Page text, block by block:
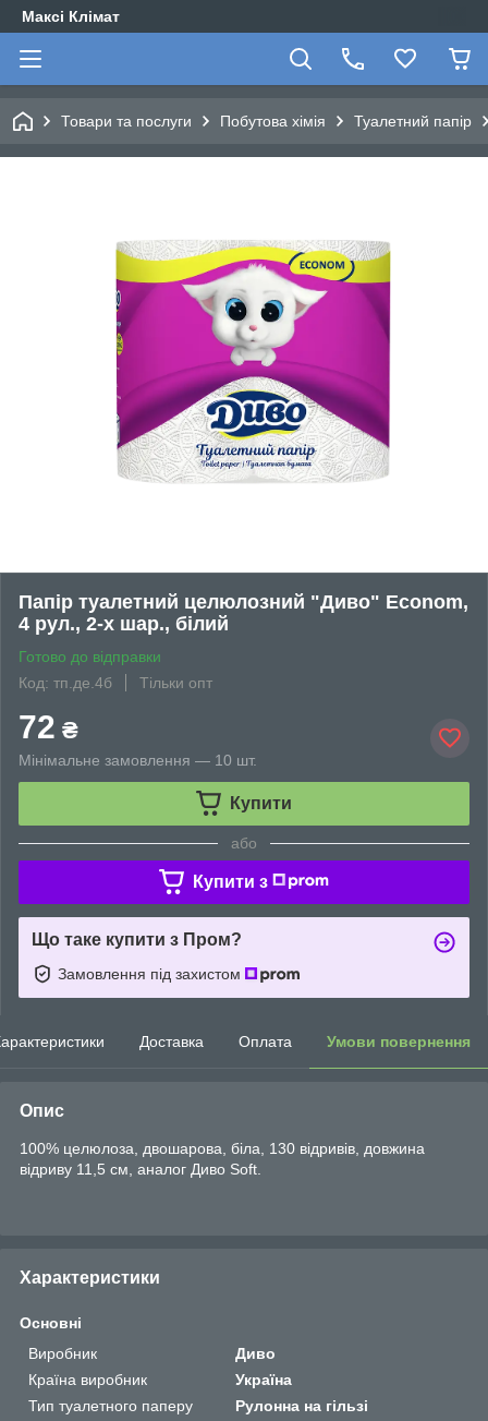
Максі Клімат
Товари та послуги Побутова хімія Туалетний папір
Папір туалетний целюлозний "Диво" Econom,
4 рул., 2-х шар., білий
Готово до відправки
Код: тп.де.4б
Тільки опт
72 ₴
Мінімальне замовлення — 10 шт.
Купити
або
Купити з
Що таке купити з Пром?
Замовлення під захистом
Доставка Оплата Умови повернення
Опис
100% целюлоза, двошарова, біла, 130 відривів, довжина
відриву 11,5 см, аналог Диво Soft.
Характеристики
Основні
Виробник
Диво
Країна виробник
Україна
Тип туалетного паперу
Рулонна на гільзі